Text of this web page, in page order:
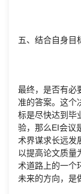
五、结合自身目
最终，是否有必
准的答案。这个
标是尽快达到毕
验，那么EI会议
术界谋求长远发
以提高论文质量
术道路上的一个
未来的方向，是